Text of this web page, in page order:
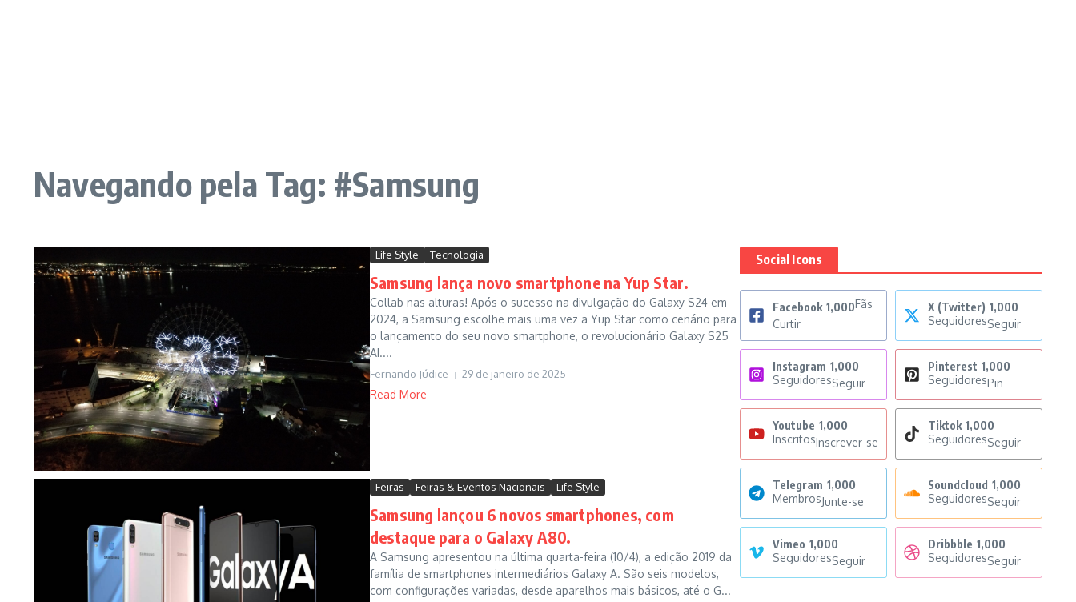
Navegando pela Tag: #Samsung
Life Style Tecnologia
Samsung lança novo smartphone na Yup Star.
Collab nas alturas! Após o sucesso na divulgação do Galaxy S24 em
2024, a Samsung escolhe mais uma vez a Yup Star como cenário para
o lançamento do seu novo smartphone, o revolucionário Galaxy S25
AI....
Fernando Júdice 29 de janeiro de 2025
Read More
Feiras Feiras & Eventos Nacionais Life Style
Samsung lançou 6 novos smartphones, com
destaque para o Galaxy A80.
A Samsung apresentou na última quarta-feira (10/4), a edição 2019 da
família de smartphones intermediários Galaxy A. São seis modelos,
com configurações variadas, desde aparelhos mais básicos, até o G...
Social Icons
Facebook 1,000Fãs
Curtir
X (Twitter) 1,000
SeguidoresSeguir
Instagram 1,000
SeguidoresSeguir
Pinterest 1,000
SeguidoresPin
Youtube 1,000
InscritosInscrever-se
Tiktok 1,000
SeguidoresSeguir
Telegram 1,000
MembrosJunte-se
Soundcloud 1,000
SeguidoresSeguir
Vimeo 1,000
SeguidoresSeguir
Dribbble 1,000
SeguidoresSeguir